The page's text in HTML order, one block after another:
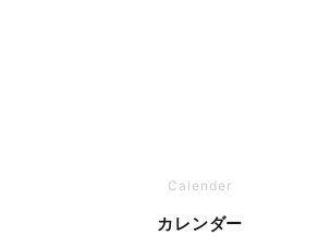
Calender
カレンダー